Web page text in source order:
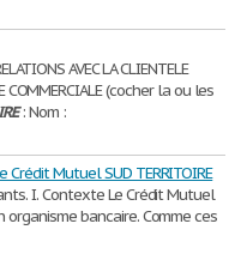
AVEC LA CLIENTELE
COMMERCIALE (cocher la ou les
: Nom :
Crédit Mutuel SUD TERRITOIRE
I. Contexte Le Crédit Mutuel
organisme bancaire. Comme ces